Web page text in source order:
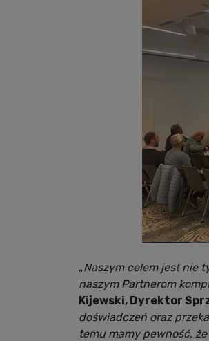
„Naszym celem jest nie
naszym Partnerom
Kijewski, Dyrektor
doświadczeń oraz
temu mamy pewność,